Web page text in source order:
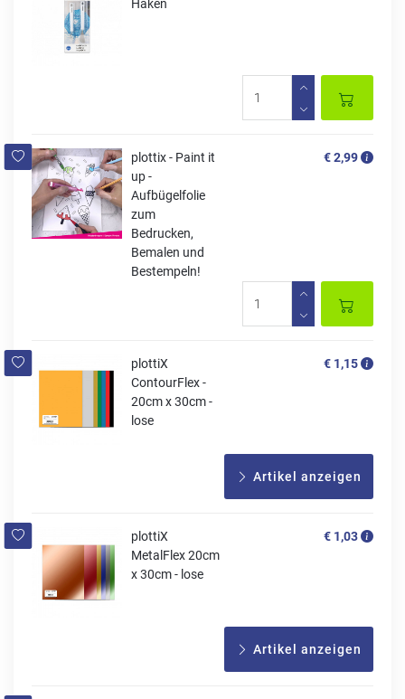
Haken
plottix - Paint it
up -
Aufbügelfolie
zum
Bedrucken,
Bemalen und
Bestempeln!
€ 2,99
plottiX
ContourFlex -
20cm x 30cm -
lose
€ 1,15
Artikel anzeigen
plottiX
MetalFlex 20cm
x 30cm - lose
€ 1,03
Artikel anzeigen